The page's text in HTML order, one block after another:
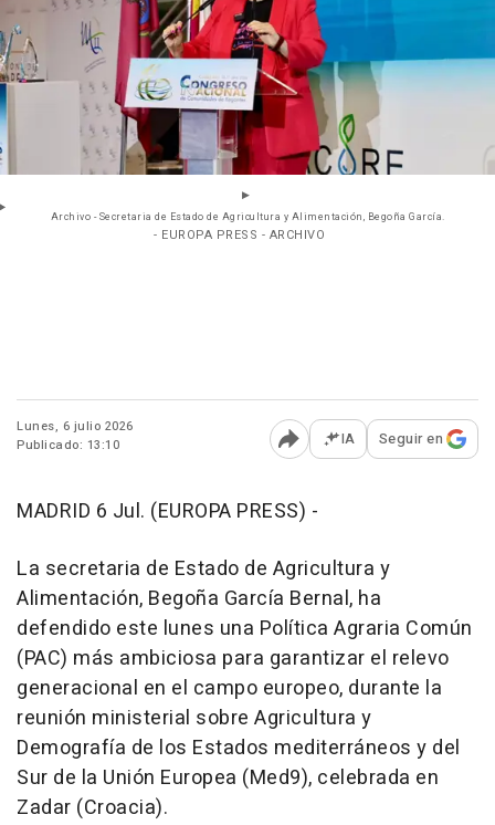
Archivo - Secretaria de Estado de Agricultura y Alimentación, Begoña García.
- EUROPA PRESS - ARCHIVO
Lunes, 6 julio 2026
Publicado: 13:10
Abrir opciones para
IA Seguir en
MADRID 6 Jul. (EUROPA PRESS) -
La secretaria de Estado de Agricultura y
Alimentación, Begoña García Bernal, ha
defendido este lunes una Política Agraria Común
(PAC) más ambiciosa para garantizar el relevo
generacional en el campo europeo, durante la
reunión ministerial sobre Agricultura y
Demografía de los Estados mediterráneos y del
Sur de la Unión Europea (Med9), celebrada en
Zadar (Croacia).